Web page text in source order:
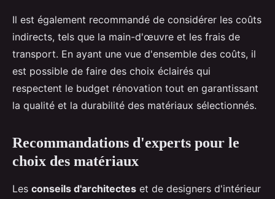
Il est également recommandé de considérer les coûts
indirects, tels que la main-d'œuvre et les frais de
transport. En ayant une vue d'ensemble des coûts, il
est possible de faire des choix éclairés qui
respectent le budget rénovation tout en garantissant
la qualité et la durabilité des matériaux sélectionnés.
Recommandations d'experts pour le
choix des matériaux
Les conseils d'architectes et de designers d'intérieur